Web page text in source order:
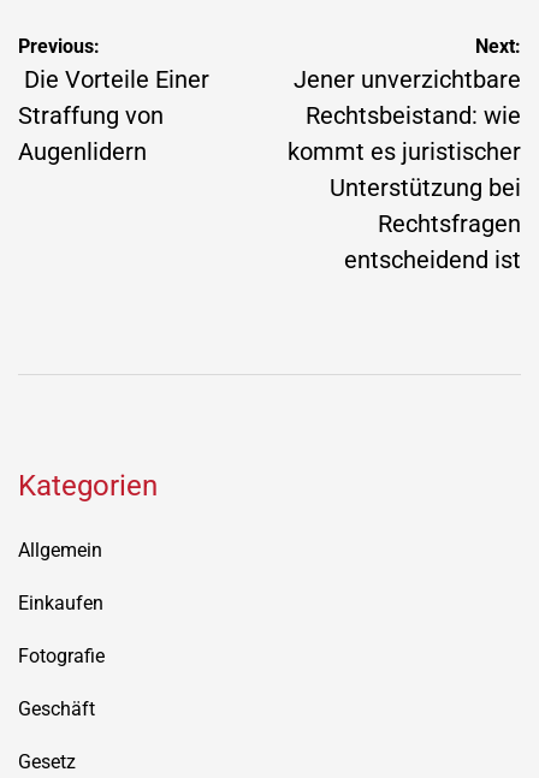
Post
navigation
Previous:
Die Vorteile Einer
Straffung von
Augenlidern
Next:
Jener unverzichtbare
Rechtsbeistand: wie
kommt es juristischer
Unterstützung bei
Rechtsfragen
entscheidend ist
Kategorien
Allgemein
Einkaufen
Fotografie
Geschäft
Gesetz